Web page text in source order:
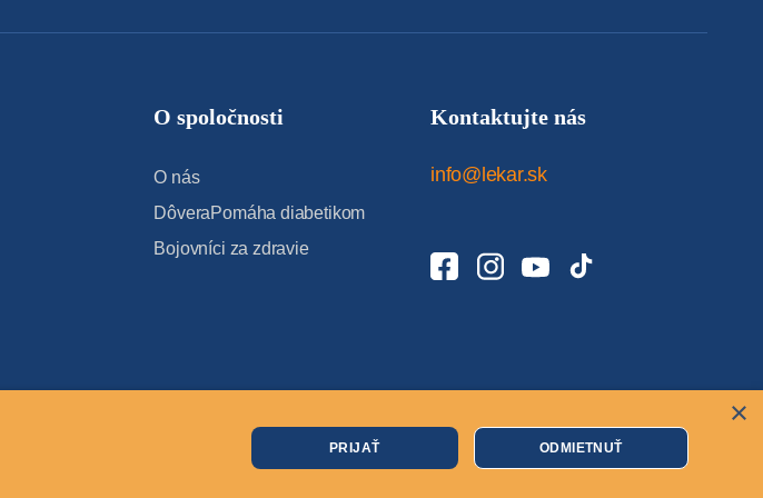
O spoločnosti
O nás
DôveraPomáha diabetikom
Bojovníci za zdravie
Kontaktujte nás
info@lekar.sk
Cookies
×
PRIJAŤ ODMIETNUŤ